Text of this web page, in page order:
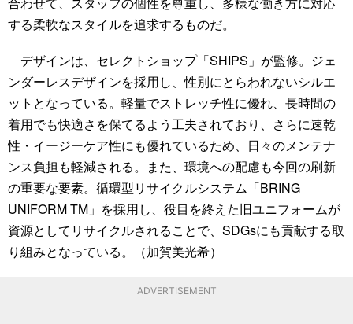
する柔軟なスタイルを追求するものだ。
デザインは、セレクトショップ「SHIPS」が監修。ジェ
ンダーレスデザインを採用し、性別にとらわれないシルエ
ットとなっている。軽量でストレッチ性に優れ、長時間の
着用でも快適さを保てるよう工夫されており、さらに速乾
性・イージーケア性にも優れているため、日々のメンテナ
ンス負担も軽減される。また、環境への配慮も今回の刷新
の重要な要素。循環型リサイクルシステム「BRING
UNIFORM TM」を採用し、役目を終えた旧ユニフォームが
資源としてリサイクルされることで、SDGsにも貢献する取
り組みとなっている。（加賀美光希）
ADVERTISEMENT